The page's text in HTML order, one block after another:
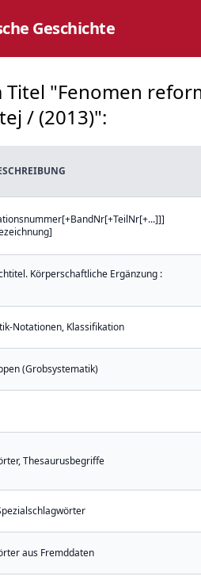
Geschichte
"Fenomen
/ (2013)":
Körperschaftliche Ergänzung :
Notationen, Klassifikation
(Grobsystematik)
Thesaurusbegriffe
aus Fremddaten